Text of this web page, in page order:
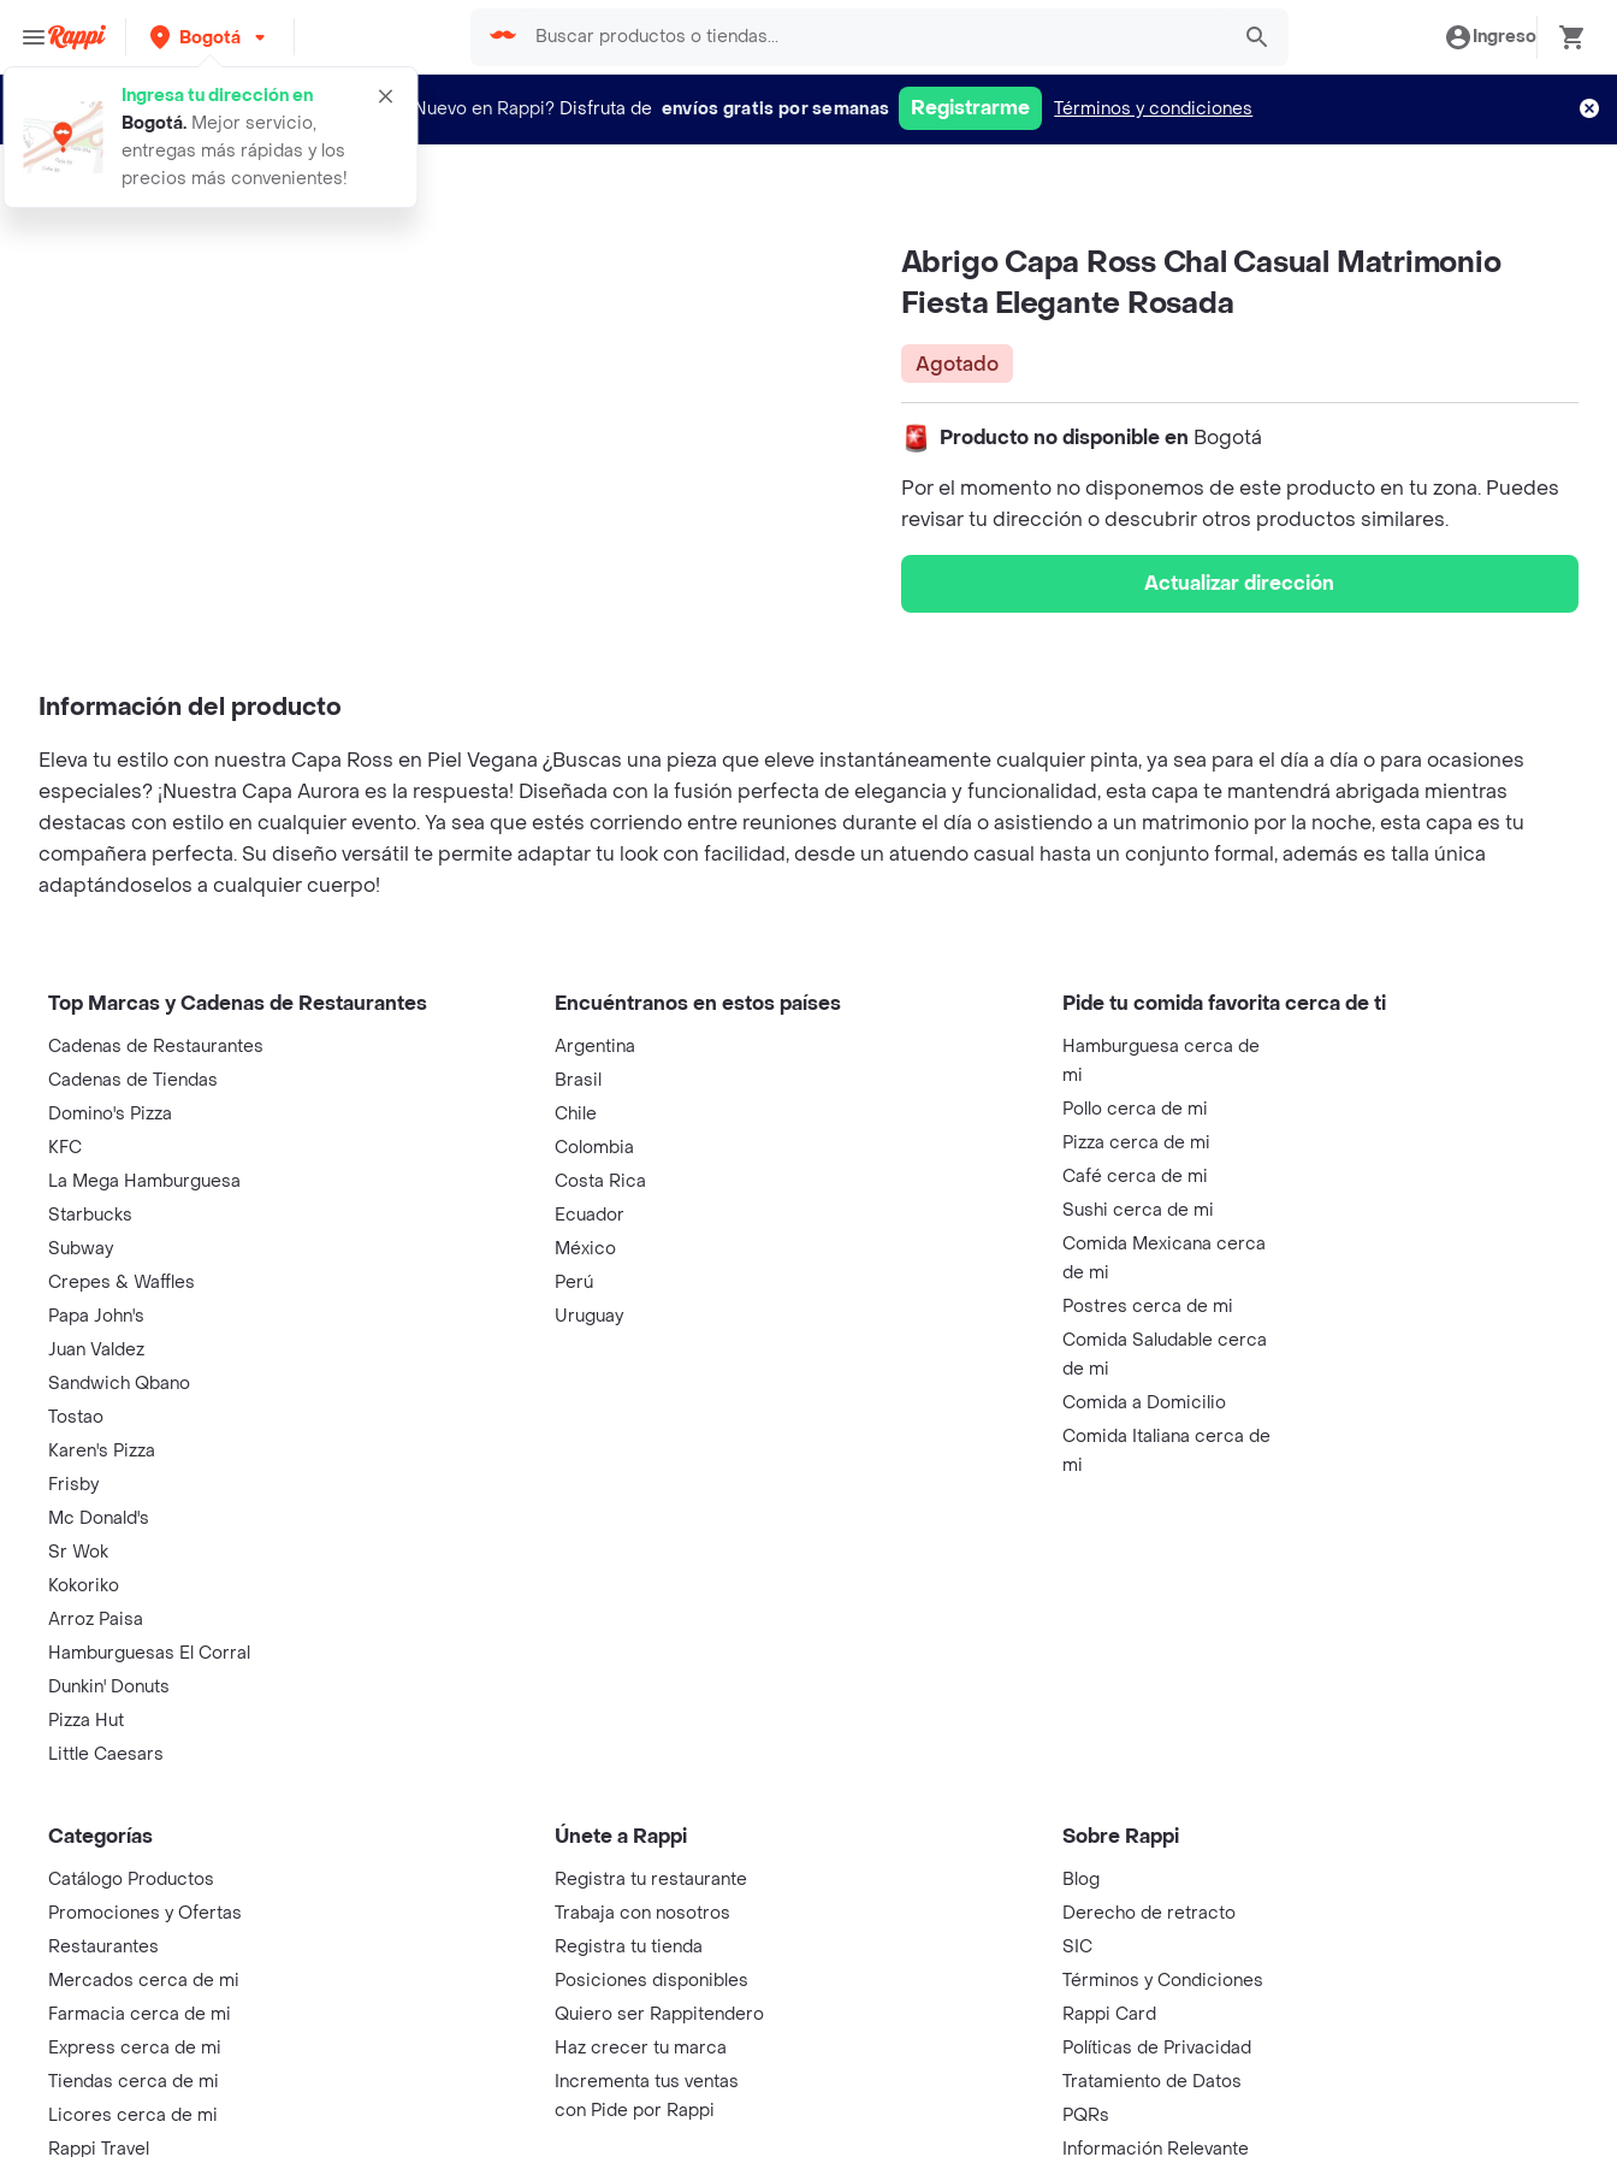
Bogotá
Ingresa tu dirección en
Bogotá. Mejor servicio,
entregas más rápidas y los
precios más convenientes!
Ingreso
¿Nuevo en Rappi? Disfruta de envíos gratis por semanas Registrarme Términos y condiciones
abrigo capa ross chal casual matrim
Abrigo Capa Ross Chal Casual Matrimonio
Fiesta Elegante Rosada
Agotado
Producto no disponible en Bogotá
Por el momento no disponemos de este producto en tu zona. Puedes
revisar tu dirección o descubrir otros productos similares.
Actualizar dirección
Información del producto
Eleva tu estilo con nuestra Capa Ross en Piel Vegana ¿Buscas una pieza que eleve instantáneamente cualquier pinta, ya sea para el día a día o para ocasiones
especiales? ¡Nuestra Capa Aurora es la respuesta! Diseñada con la fusión perfecta de elegancia y funcionalidad, esta capa te mantendrá abrigada mientras
destacas con estilo en cualquier evento. Ya sea que estés corriendo entre reuniones durante el día o asistiendo a un matrimonio por la noche, esta capa es tu
compañera perfecta. Su diseño versátil te permite adaptar tu look con facilidad, desde un atuendo casual hasta un conjunto formal, además es talla única
adaptándoselos a cualquier cuerpo!
Top Marcas y Cadenas de Restaurantes
Cadenas de Restaurantes
Cadenas de Tiendas
Domino's Pizza
KFC
La Mega Hamburguesa
Starbucks
Subway
Crepes & Waffles
Papa John's
Juan Valdez
Sandwich Qbano
Tostao
Karen's Pizza
Frisby
Mc Donald's
Sr Wok
Kokoriko
Arroz Paisa
Hamburguesas El Corral
Dunkin' Donuts
Pizza Hut
Little Caesars
Encuéntranos en estos países
Argentina
Brasil
Chile
Colombia
Costa Rica
Ecuador
México
Perú
Uruguay
Pide tu comida favorita cerca de ti
Hamburguesa cerca de
mi
Pollo cerca de mi
Pizza cerca de mi
Café cerca de mi
Sushi cerca de mi
Comida Mexicana cerca
de mi
Postres cerca de mi
Comida Saludable cerca
de mi
Comida a Domicilio
Comida Italiana cerca de
mi
Categorías
Catálogo Productos
Promociones y Ofertas
Restaurantes
Mercados cerca de mi
Farmacia cerca de mi
Express cerca de mi
Tiendas cerca de mi
Licores cerca de mi
Rappi Travel
Únete a Rappi
Registra tu restaurante
Trabaja con nosotros
Registra tu tienda
Posiciones disponibles
Quiero ser Rappitendero
Haz crecer tu marca
Incrementa tus ventas
con Pide por Rappi
Sobre Rappi
Blog
Derecho de retracto
SIC
Términos y Condiciones
Rappi Card
Políticas de Privacidad
Tratamiento de Datos
PQRs
Información Relevante